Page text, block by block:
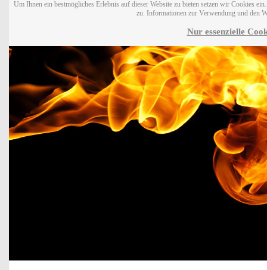
Um Ihnen ein bestmögliches Erlebnis auf dieser Website zu bieten setzen wir Cookies
zu. Informationen zur Verwendung und den
Nur essenzielle